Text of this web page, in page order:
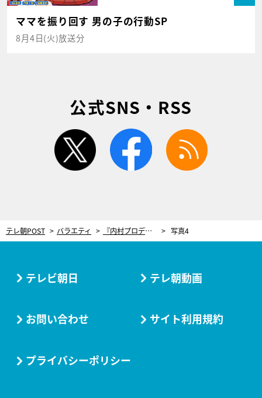
ママを振り回す 男の子の行動SP
8月4日(火)放送分
公式SNS・RSS
twitter facebook
テレ朝POST バラエティ 『内村プロデュース復活SP』“神企画”のロケ写真大公開！出演芸人たちのコメントも到着 写真4
テレビ朝日 テレ朝動画
お問い合わせ サイト利用規約
プライバシーポリシー